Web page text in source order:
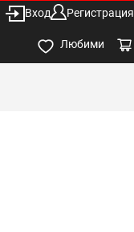
Вход Регистрация
Любими